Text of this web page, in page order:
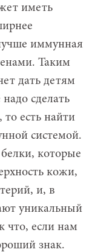
иметь
иммунная
Таким
дать детям
сделать
есть найти
системой.
которые
кожи,
и, в
уникальный
что, если нам
знак.